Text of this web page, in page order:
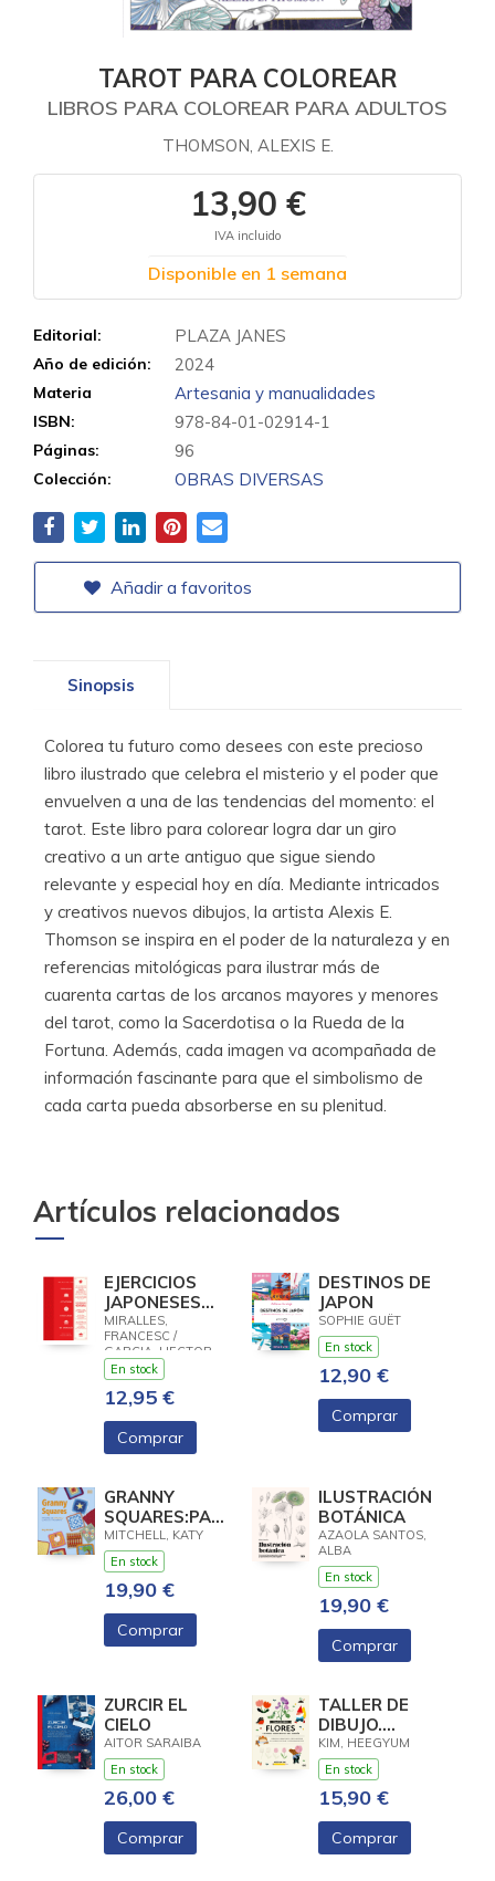
TAROT PARA COLOREAR
LIBROS PARA COLOREAR PARA ADULTOS
THOMSON, ALEXIS E.
13,90 €
IVA incluido
Disponible en 1 semana
Editorial: PLAZA JANES
Año de edición: 2024
Materia Artesania y manualidades
ISBN: 978-84-01-02914-1
Páginas: 96
Colección: OBRAS DIVERSAS
Añadir a favoritos
Sinopsis
Colorea tu futuro como desees con este precioso
libro ilustrado que celebra el misterio y el poder que
envuelven a una de las tendencias del momento: el
tarot. Este libro para colorear logra dar un giro
creativo a un arte antiguo que sigue siendo
relevante y especial hoy en día. Mediante intricados
y creativos nuevos dibujos, la artista Alexis E.
Thomson se inspira en el poder de la naturaleza y en
referencias mitológicas para ilustrar más de
cuarenta cartas de los arcanos mayores y menores
del tarot, como la Sacerdotisa o la Rueda de la
Fortuna. Además, cada imagen va acompañada de
información fascinante para que el simbolismo de
cada carta pueda absorberse en su plenitud.
Artículos relacionados
EJERCICIOS
JAPONESES
PARA VIVIR EN
ARMONÍA.MÁS
ALLÁ DEL
IKIGAI
MIRALLES,
FRANCESC /
GARCIA, HECTOR
En stock
12,95 €
Comprar
DESTINOS DE
JAPON
SOPHIE GUËT
En stock
12,90 €
Comprar
GRANNY
SQUARES:PATRONES
GANCHILLO
CLASICOS Y
MODERNOS
MITCHELL, KATY
En stock
19,90 €
Comprar
ILUSTRACIÓN
BOTÁNICA
AZAOLA SANTOS,
ALBA
En stock
19,90 €
Comprar
ZURCIR EL
CIELO
AITOR SARAIBA
En stock
26,00 €
Comprar
TALLER DE
DIBUJO.
FLORES
KIM, HEEGYUM
En stock
15,90 €
Comprar